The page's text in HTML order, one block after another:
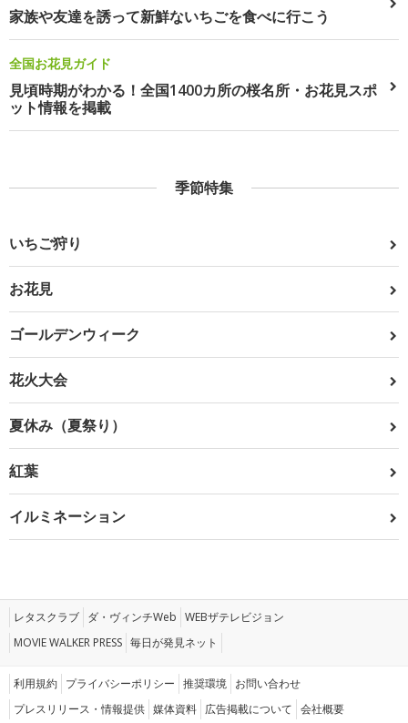
家族や友達を誘って新鮮ないちごを食べに行こう
全国お花見ガイド
見頃時期がわかる！全国1400カ所の桜名所・お花見スポ
ット情報を掲載
季節特集
いちご狩り
お花見
ゴールデンウィーク
花火大会
夏休み（夏祭り）
紅葉
イルミネーション
レタスクラブ ダ・ヴィンチWeb WEBザテレビジョン
MOVIE WALKER PRESS 毎日が発見ネット
利用規約 プライバシーポリシー 推奨環境 お問い合わせ
プレスリリース・情報提供 媒体資料 広告掲載について 会社概要